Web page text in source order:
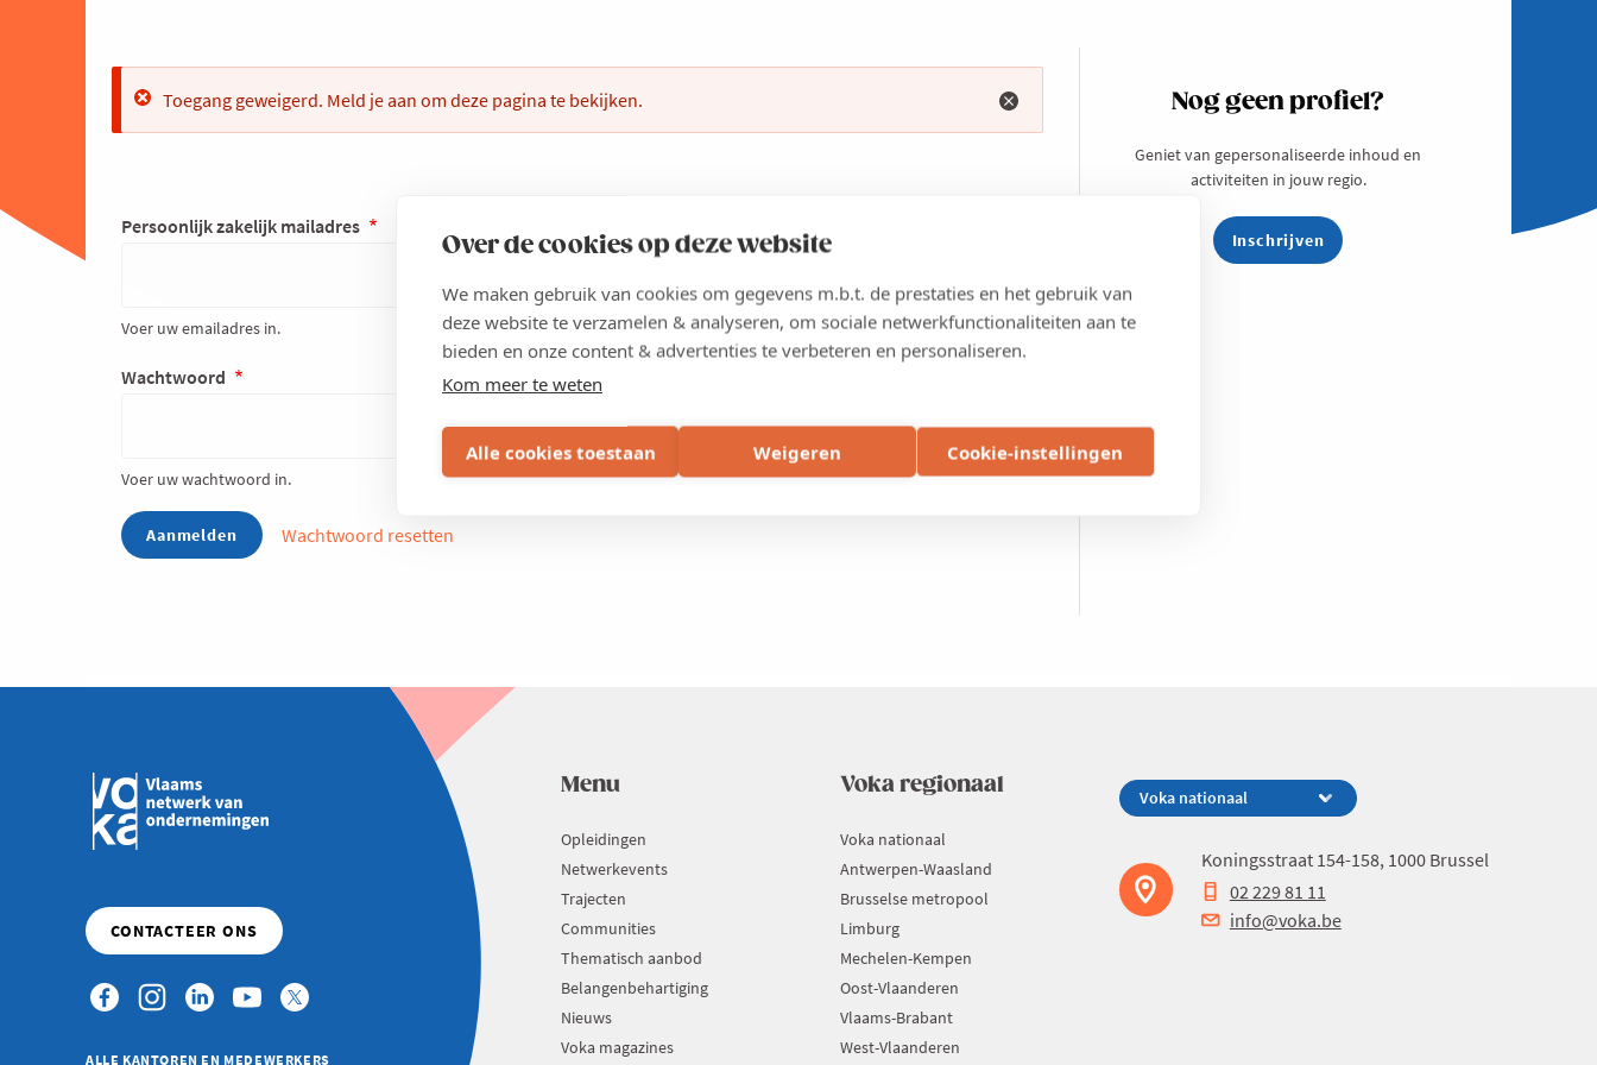
Over de cookies op deze website
We maken gebruik van cookies om gegevens m.b.t. de prestaties en het gebruik van
deze website te verzamelen & analyseren, om sociale netwerkfunctionaliteiten aan te
bieden en onze content & advertenties te verbeteren en personaliseren.
Kom meer te weten
Alle cookies toestaan Weigeren Cookie-instellingen
Error
Toegang geweigerd. Meld je aan om deze pagina te bekijken.
Persoonlijk zakelijk mailadres
Voer uw emailadres in.
Wachtwoord
Voer uw wachtwoord in.
Wachtwoord resetten
Nog geen profiel?
Geniet van gepersonaliseerde inhoud en
activiteiten in jouw regio.
Inschrijven
ALLE KANTOREN EN MEDEWERKERS
Menu
Opleidingen
Netwerkevents
Trajecten
Communities
Thematisch aanbod
Belangenbehartiging
Nieuws
Voka magazines
Voka regionaal
Voka nationaal
Antwerpen-Waasland
Brusselse metropool
Limburg
Mechelen-Kempen
Oost-Vlaanderen
Vlaams-Brabant
West-Vlaanderen
Koningsstraat 154-158, 1000 Brussel
02 229 81 11
info@voka.be